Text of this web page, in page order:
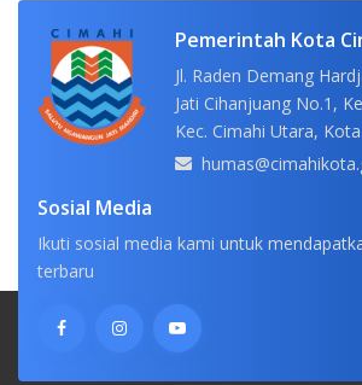
Pemerintah Kota
Jl. Raden Demang
Jati Cihanjuang No.1,
Kec. Cimahi Utara,
Sosial Media
Ikuti sosial media kami untuk
terbaru